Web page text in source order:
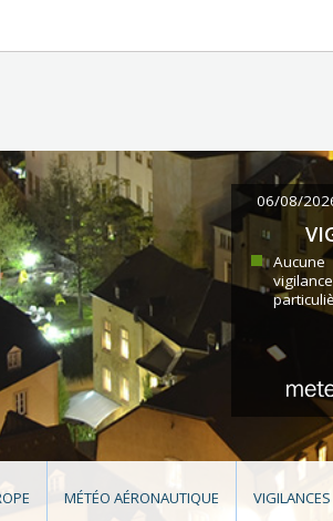
06/08/
Aucune
vigilance
MÉTÉO AÉRONAUTIQUE VIGILANCES